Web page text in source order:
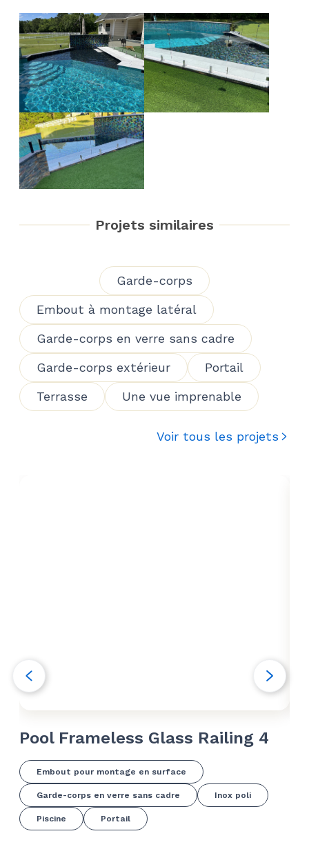
Projets similaires
Garde-corps
Embout à montage latéral
Garde-corps en verre sans cadre
Garde-corps extérieur
Portail
Terrasse
Une vue imprenable
Voir tous les projets
Pool Frameless Glass Railing 4
Embout pour montage en surface
Garde-corps en verre sans cadre Inox poli
Piscine Portail